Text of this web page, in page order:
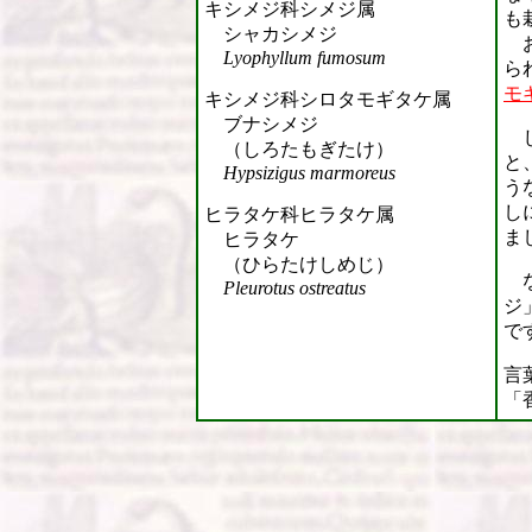
キシメジ科シメジ属
シャカシメジ
Lyophyllum fumosum
キシメジ科シロタモギタケ属
ブナシメジ
（しろたもぎたけ）
Hypsizigus marmoreus
ヒラタケ科ヒラタケ属
ヒラタケ
（ひらたけしめじ）
Pleurotus ostreatus
も
ら
モ
と
う
し
ま
ジ
で
言